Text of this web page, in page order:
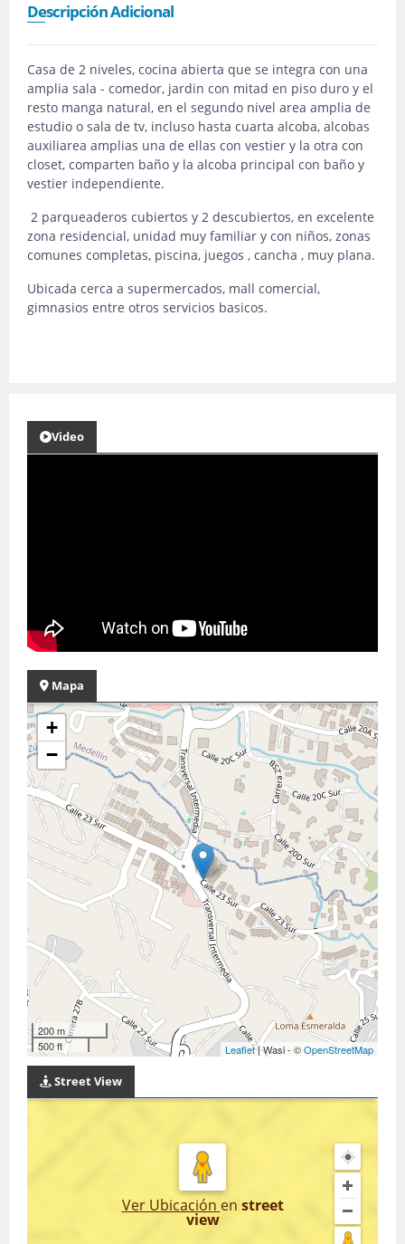
Descripción Adicional
Casa de 2 niveles, cocina abierta que se integra con una
amplia sala - comedor, jardin con mitad en piso duro y el
resto manga natural, en el segundo nivel area amplia de
estudio o sala de tv, incluso hasta cuarta alcoba, alcobas
auxiliarea amplias una de ellas con vestier y la otra con
closet, comparten baño y la alcoba principal con baño y
vestier independiente.
2 parqueaderos cubiertos y 2 descubiertos, en excelente
zona residencial, unidad muy familiar y con niños, zonas
comunes completas, piscina, juegos , cancha , muy plana.
Ubicada cerca a supermercados, mall comercial,
gimnasios entre otros servicios basicos.
Video
Mapa
+
−
200 m
500 ft
Leaflet| Wasi - ©OpenStreetMap
Street View
Ver Ubicación en street
view